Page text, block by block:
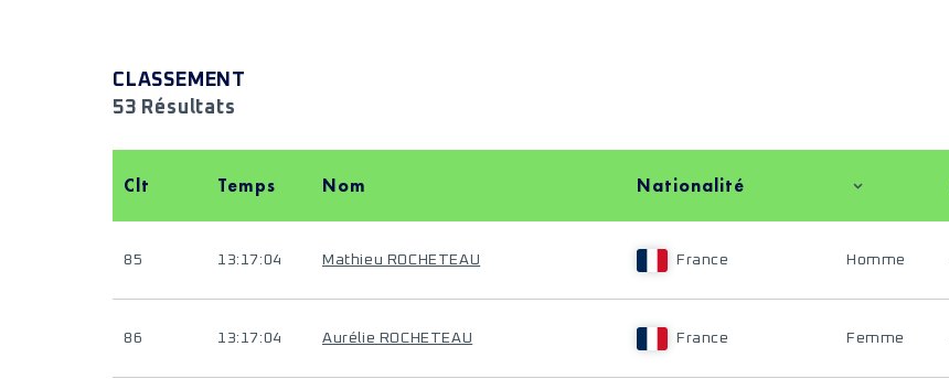
CLASSEMENT
53 Résultats
Clt Temps Nom Nationalité
85 13:17:04 Mathieu ROCHETEAU France Homme
86 13:17:04 Aurélie ROCHETEAU France Femme